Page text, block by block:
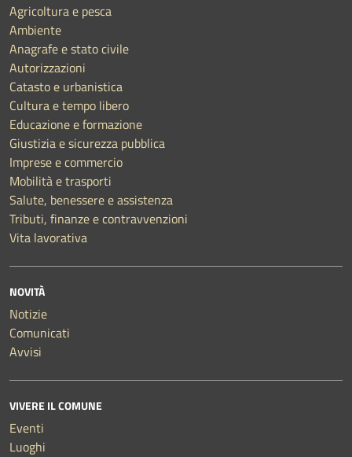
Agricoltura e pesca
Ambiente
Anagrafe e stato civile
Autorizzazioni
Catasto e urbanistica
Cultura e tempo libero
Educazione e formazione
Giustizia e sicurezza pubblica
Imprese e commercio
Mobilità e trasporti
Salute, benessere e assistenza
Tributi, finanze e contravvenzioni
Vita lavorativa
NOVITÀ
Notizie
Comunicati
Avvisi
VIVERE IL COMUNE
Eventi
Luoghi